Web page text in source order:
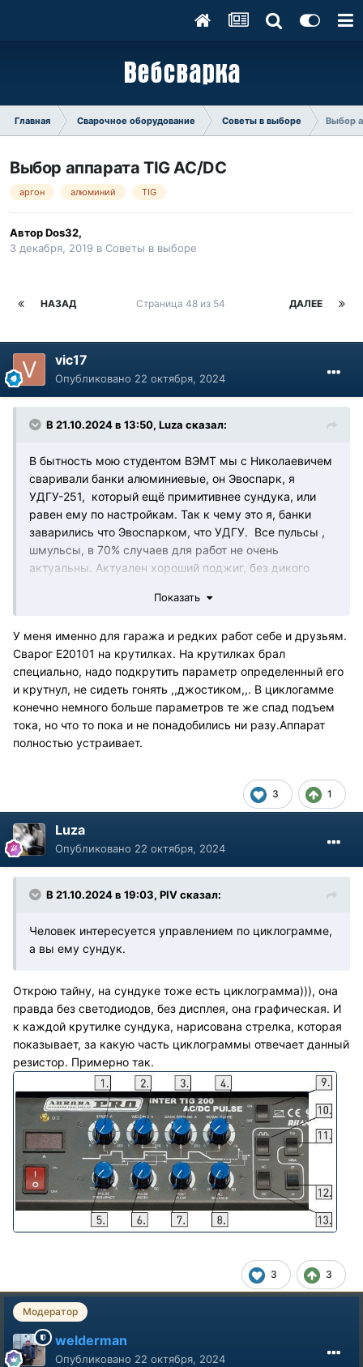
Главная Сварочное оборудование Советы в выборе Выбор
Выбор аппарата TIG AC/DC
аргон алюминий TIG
АвторDos32,
3 декабря, 2019 в Советы в выборе
НАЗАД ДАЛЕЕ
Страница 48 из 54
vic17
Опубликовано 22 октября, 2024
В 21.10.2024 в 13:50, Luza сказал:
В бытность мою студентом ВЭМТ мы с Николаевичем
сваривали банки алюминиевые, он Эвоспарк, я
УДГУ-251, который ещё примитивнее сундука, или
равен ему по настройкам. Так к чему это я, банки
заварились что Эвоспарком, что УДГУ. Все пульсы ,
шмульсы, в 70% случаев для работ не очень
актуальны. Актуален хороший поджиг, без дикого
вернее его регулировка. В принципе и все. Меня мой
работ в гараже, для себя, мне бы ничего больше бы и
не нужно было бы.
Показать
У меня именно для гаража и редких работ себе и друзьям.
Сварог E20101 на крутилках. На крутилках брал
специально, надо подкрутить параметр определенный его
и крутнул, не сидеть гонять ,,джостиком,,. В циклогамме
конечно немного больше параметров те же спад подъем
тока, но что то пока и не понадобились ни разу.Аппарат
полностью устраивает.
3 1
Luza
Опубликовано 22 октября, 2024
В 21.10.2024 в 19:03, PIVсказал:
Человек интересуется управлением по циклограмме,
а вы ему сундук.
Открою тайну, на сундуке тоже есть циклограмма))), она
правда без светодиодов, без дисплея, она графическая. И
к каждой крутилке сундука, нарисована стрелка, которая
показывает, за какую часть циклограммы отвечает данный
резистор. Примерно так.
3 3
Модератор
welderman
Опубликовано 22 октября, 2024